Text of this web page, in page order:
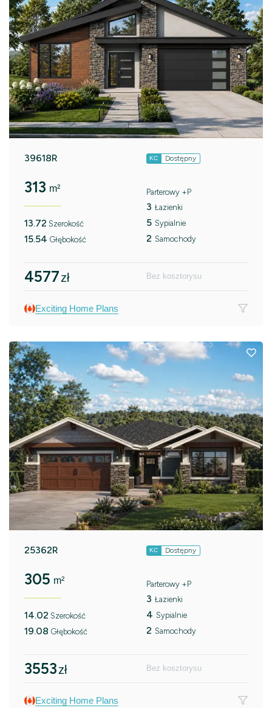
39618R KC Dostępny
313 m²
13.72 Szerokość
15.54 Głębokość
Parterowy +P
3 Łazienki
5 Sypialnie
2 Samochody
4577zł Bez kosztorysu
Exciting Home Plans
25362R KC Dostępny
305 m²
14.02 Szerokość
19.08 Głębokość
Parterowy +P
3 Łazienki
4 Sypialnie
2 Samochody
3553zł Bez kosztorysu
Exciting Home Plans